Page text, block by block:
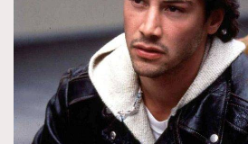
AFrenchMind
EmpowerF
FashionWeek